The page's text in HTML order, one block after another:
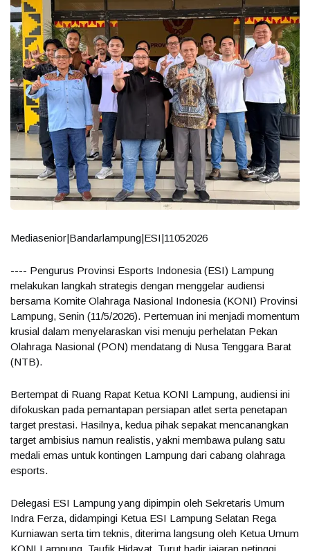
Mediasenior|Bandarlampung|ESI|11052026
---- Pengurus Provinsi Esports Indonesia (ESI) Lampung
melakukan langkah strategis dengan menggelar audiensi
bersama Komite Olahraga Nasional Indonesia (KONI) Provinsi
Lampung, Senin (11/5/2026). Pertemuan ini menjadi momentum
krusial dalam menyelaraskan visi menuju perhelatan Pekan
Olahraga Nasional (PON) mendatang di Nusa Tenggara Barat
(NTB).
Bertempat di Ruang Rapat Ketua KONI Lampung, audiensi ini
difokuskan pada pemantapan persiapan atlet serta penetapan
target prestasi. Hasilnya, kedua pihak sepakat mencanangkan
target ambisius namun realistis, yakni membawa pulang satu
medali emas untuk kontingen Lampung dari cabang olahraga
esports.
Delegasi ESI Lampung yang dipimpin oleh Sekretaris Umum
Indra Ferza, didampingi Ketua ESI Lampung Selatan Rega
Kurniawan serta tim teknis, diterima langsung oleh Ketua Umum
KONI Lampung, Taufik Hidayat. Turut hadir jajaran petinggi